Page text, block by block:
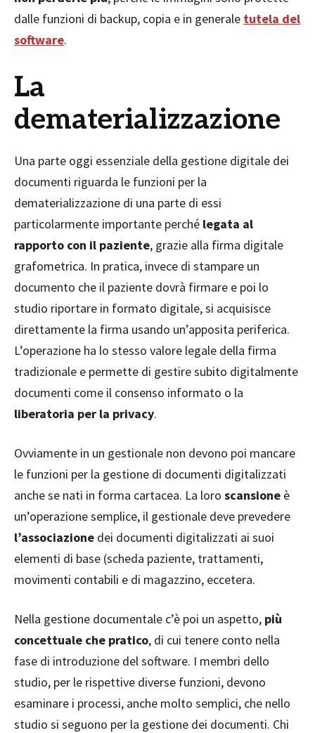
dalle funzioni di backup, copia e in generale tutela del
software.
La
dematerializzazione
Una parte oggi essenziale della gestione digitale dei
documenti riguarda le funzioni per la
dematerializzazione di una parte di essi
particolarmente importante perché legata al
rapporto con il paziente, grazie alla firma digitale
grafometrica. In pratica, invece di stampare un
documento che il paziente dovrà firmare e poi lo
studio riportare in formato digitale, si acquisisce
direttamente la firma usando un’apposita periferica.
L’operazione ha lo stesso valore legale della firma
tradizionale e permette di gestire subito digitalmente
documenti come il consenso informato o la
liberatoria per la privacy.
Ovviamente in un gestionale non devono poi mancare
le funzioni per la gestione di documenti digitalizzati
anche se nati in forma cartacea. La loro scansione è
un’operazione semplice, il gestionale deve prevedere
l’associazione dei documenti digitalizzati ai suoi
elementi di base (scheda paziente, trattamenti,
movimenti contabili e di magazzino, eccetera.
Nella gestione documentale c’è poi un aspetto, più
concettuale che pratico, di cui tenere conto nella
fase di introduzione del software. I membri dello
studio, per le rispettive diverse funzioni, devono
esaminare i processi, anche molto semplici, che nello
studio si seguono per la gestione dei documenti. Chi